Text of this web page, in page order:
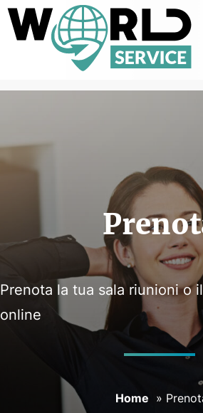
DOMICILIAZIONI
SERVIZI VIRTUALI
NEWS
PRENOTA
Prenota la tua sala riunioni o
online
Home »